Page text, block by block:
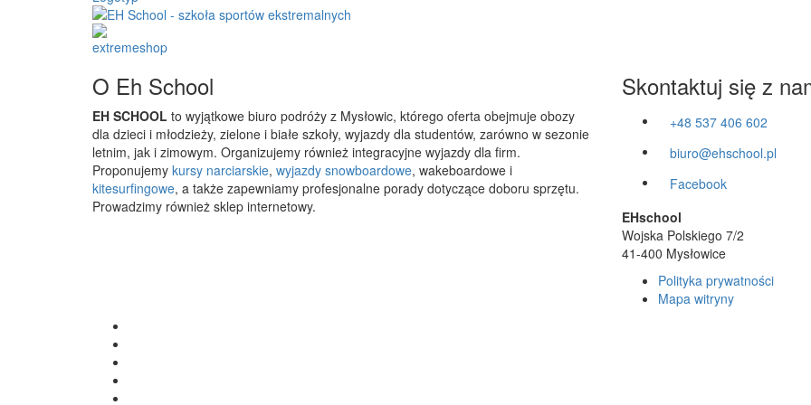
O Eh School
EH SCHOOL to wyjątkowe biuro podróży z Mysłowic, którego oferta obejmuje obozy
dla dzieci i młodzieży, zielone i białe szkoły, wyjazdy dla studentów, zarówno w sezonie
letnim, jak i zimowym. Organizujemy również integracyjne wyjazdy dla firm.
Proponujemy kursy narciarskie, wyjazdy snowboardowe, wakeboardowe i
kitesurfingowe, a także zapewniamy profesjonalne porady dotyczące doboru sprzętu.
Prowadzimy również sklep internetowy.
Skontaktuj się z
+48 537 406 602
biuro@ehschool.pl
Facebook
EHschool
Wojska Polskiego 7/2
41-400 Mysłowice
Polityka prywatności
Mapa witryny